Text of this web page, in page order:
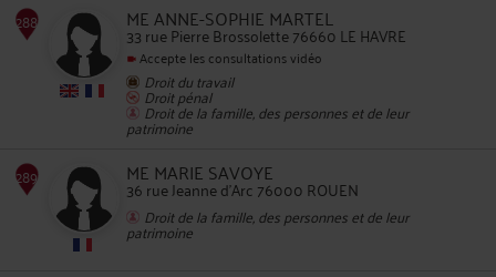
ME ANNE-SOPHIE MARTEL
33 rue Pierre Brossolette 76660 LE HAVRE
Accepte les consultations vidéo
Droit du travail
Droit pénal
Droit de la famille, des personnes et de leur
patrimoine
ME MARIE SAVOYE
36 rue Jeanne d'Arc 76000 ROUEN
Droit de la famille, des personnes et de leur
patrimoine